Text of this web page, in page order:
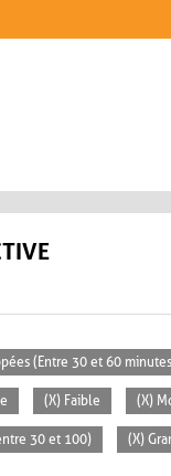
(Entre 30 et 60
(X) Faible (X)
30 et 100) (X)